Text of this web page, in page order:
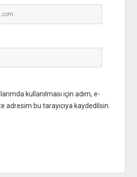
kullanılması için adım, e-
adresim bu tarayıcıya kaydedilsin.